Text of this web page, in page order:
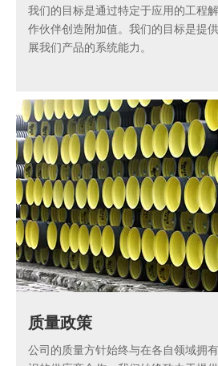
我们的目标是通过特定于应用的工程
作伙伴创造附加值。我们的目标是提
展我们产品的系统能力。
质量政策
公司的质量方针始终与在各自领域拥